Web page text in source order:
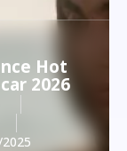
Hot
2026